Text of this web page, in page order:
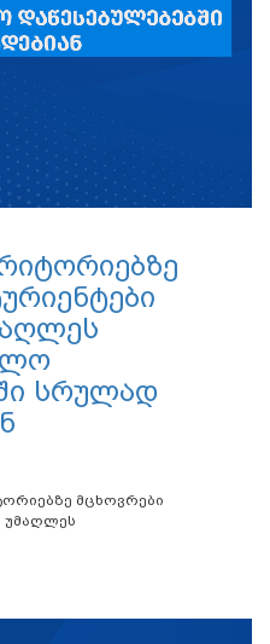
სრულად
მცხოვრები
უმაღლეს